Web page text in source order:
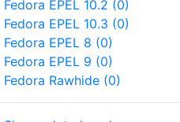
Fedora EPEL 10.2 (0)
Fedora EPEL 10.3 (0)
Fedora EPEL 8 (0)
Fedora EPEL 9 (0)
Fedora Rawhide (0)